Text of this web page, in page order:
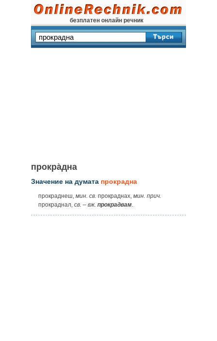
безплатен онлайн речник
прокра̀дна
Значение на думата прокрадна
прокраднеш, мин. св. прокраднах, мин. прич.
прокраднал, св. – вж. прокрадвам.